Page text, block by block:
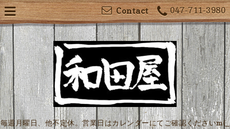
047-711-3980
Contact
毎週月曜日、他不定休。営業日はカレンダーにてご確認くださいm(_